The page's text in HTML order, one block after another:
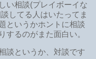
い相談(プレイボーイな
してる人はいたってま
というかホントに相談
するのがまた面白い。
談というか、対談です